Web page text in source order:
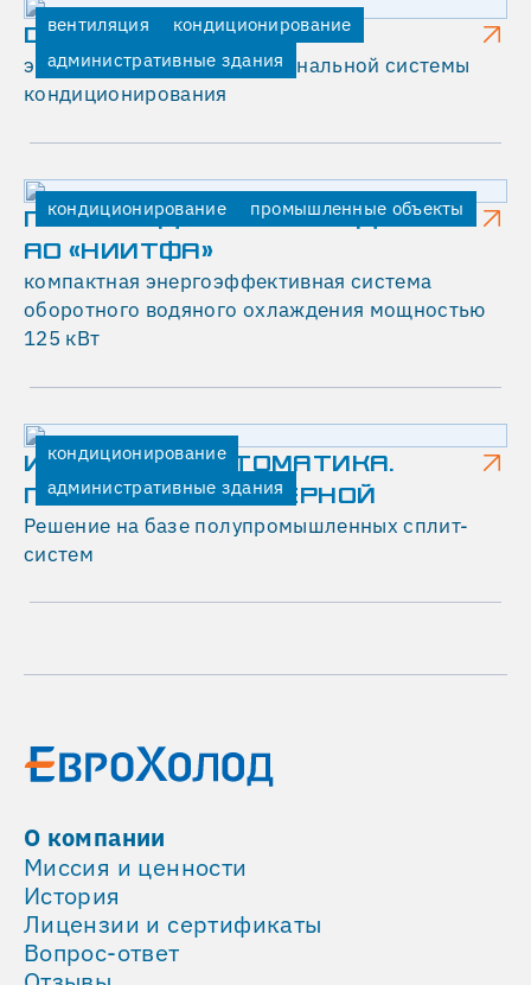
вентиляция
кондиционирование
административные здания
DIGITAL OCTOBER
экспресс-монтаж мультизональной системы
кондиционирования
кондиционирование промышленные объекты
ПРОИЗВОДСТВЕННОЕ ЗДАНИЕ
АО «НИИТФА»
компактная энергоэффективная система
оборотного водяного охлаждения мощностью
125 кВт
кондиционирование
административные здания
ИНВЕСТГАЗАВТОМАТИКА.
ПОМЕЩЕНИЕ СЕРВЕРНОЙ
Решение на базе полупромышленных сплит-
систем
по-
прежнему
обеспечивает
стабильный
для
всех
помещений.
ПАРАМЕТРЫ
ПРОЕКТА
Площадь
торгового
центра
16
000
кв.
ТЦ
000
гостей
день
Суммарная
производительность
оборудования
более
100
О компании
Миссия и ценности
История
Лицензии и сертификаты
Вопрос-ответ